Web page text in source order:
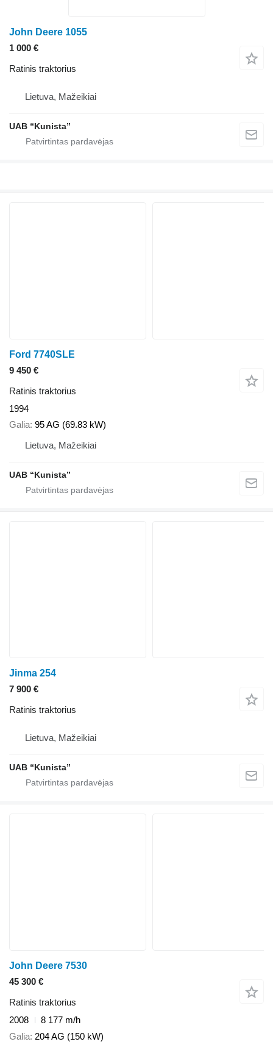
John Deere 1055
1 000 €
Ratinis traktorius
Lietuva, Mažeikiai
UAB “Kunista”
Ford 7740SLE
9 450 €
Ratinis traktorius
1994
Galia 95 AG (69.83 kW)
Lietuva, Mažeikiai
UAB “Kunista”
Jinma 254
7 900 €
Ratinis traktorius
Lietuva, Mažeikiai
UAB “Kunista”
John Deere 7530
45 300 €
Ratinis traktorius
2008
8 177 m/h
Galia 204 AG (150 kW)